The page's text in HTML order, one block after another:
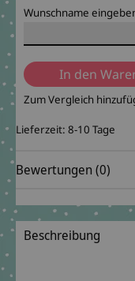
Wunschname
In den
Zum Vergleich
Lieferzeit: 8-10 Tage
Bewertungen (0)
Beschreibung